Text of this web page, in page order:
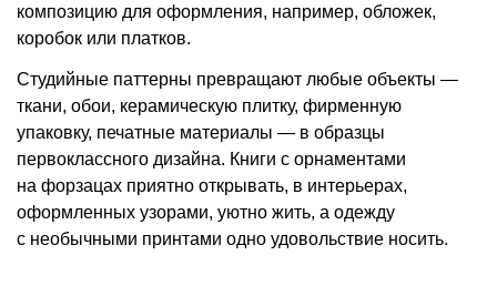
композицию для оформления, например, обложек,
коробок или платков.
Студийные паттерны превращают любые объекты —
ткани, обои, керамическую плитку, фирменную
упаковку, печатные материалы — в образцы
первоклассного дизайна. Книги с орнаментами
на форзацах приятно открывать, в интерьерах,
оформленных узорами, уютно жить, а одежду
с необычными принтами одно удовольствие носить.